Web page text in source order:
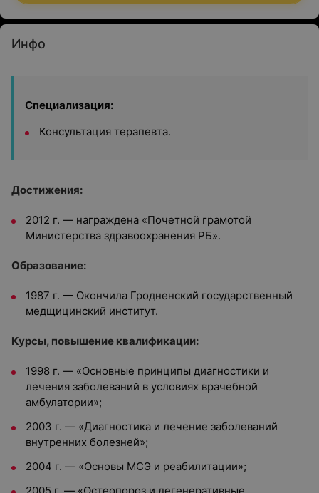
Инфо
Специализация:
Консультация терапевта.
Достижения:
2012 г. — награждена «Почетной грамотой
Министерства здравоохранения РБ».
Образование:
1987 г. — Окончила Гродненский государственный
медщицинский институт.
Курсы, повышение квалификации:
1998 г. — «Основные принципы диагностики и
лечения заболеваний в условиях врачебной
амбулатории»;
2003 г. — «Диагностика и лечение заболеваний
внутренних болезней»;
2004 г. — «Основы МСЭ и реабилитации»;